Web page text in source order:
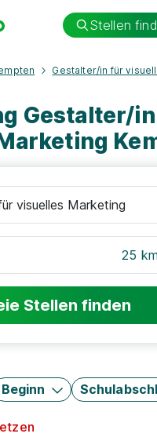
Stellen
Gestalter/in für
Gestalter/
25 km
Stellen finden
Beginn